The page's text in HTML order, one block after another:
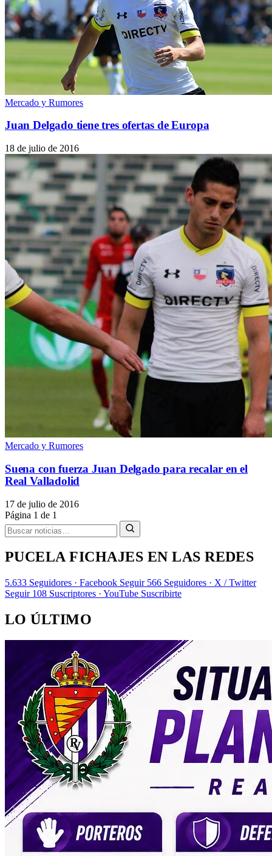
Mercado y Rumores
Juan Delgado tiene tres ofertas de Europa
18 de julio de 2016
Mercado y Rumores
Suena con fuerza Juan Delgado para recalar en el
Real Valladolid
17 de julio de 2016
Página 1 de 1
PUCELA FICHAJES EN LAS REDES
5.633 Seguidores · Facebook Seguir 566 Seguidores · X / Twitter
Seguir 108 Suscriptores · YouTube Suscribirte
LO ÚLTIMO